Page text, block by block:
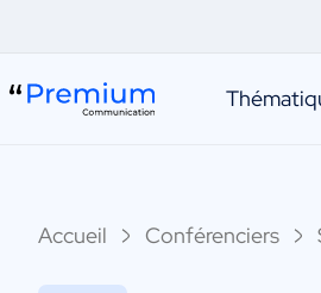
Accueil Conférenciers